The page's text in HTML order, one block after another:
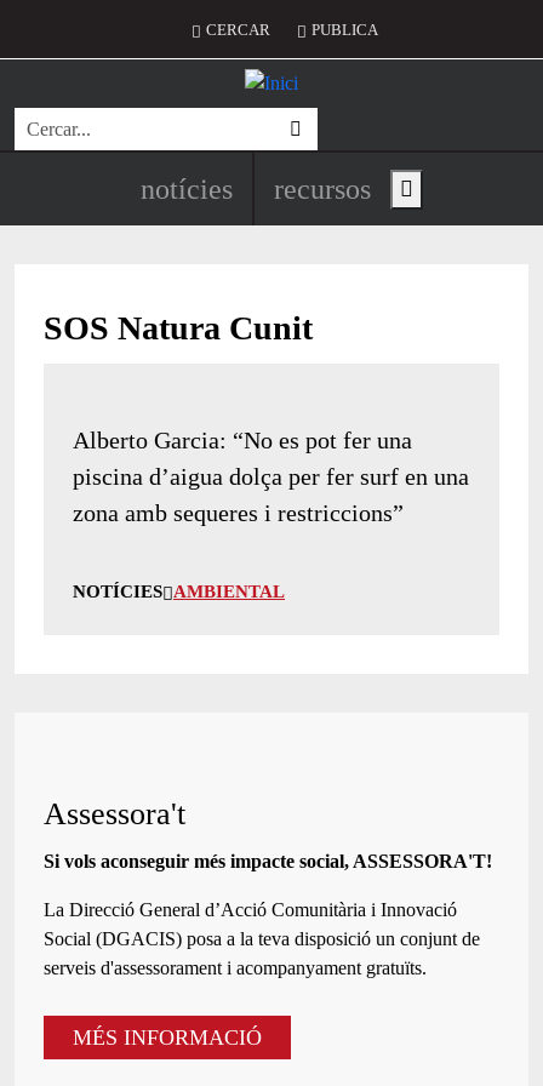
Menú del compte d'usuari
CERCAR PUBLICA
Cerca
Navegació principal de
notícies recursos Show main menu
SOS Natura Cunit
Alberto Garcia: “No es pot fer una
piscina d’aigua dolça per fer surf en una
zona amb sequeres i restriccions”
NOTÍCIES AMBIENTAL
Assessora't
Si vols aconseguir més impacte social, ASSESSORA'T!
La Direcció General d’Acció Comunitària i Innovació
Social (DGACIS) posa a la teva disposició un conjunt de
serveis d'assessorament i acompanyament gratuïts.
MÉS INFORMACIÓ